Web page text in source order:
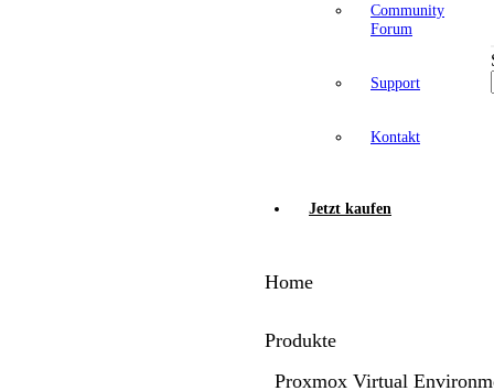
Community
Forum
Support
Kontakt
Jetzt kaufen
Home
Produkte
Proxmox Virtual